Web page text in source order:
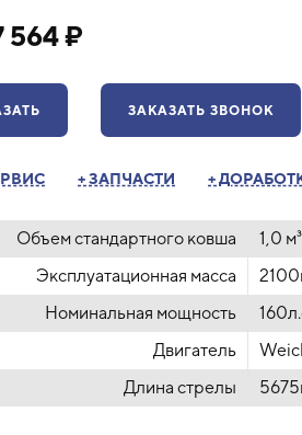
564 ₽
ЗАКАЗАТЬ ЗВОНОК
+ ЗАПЧАСТИ +
Объем стандартного ковша
1,0 м³
Эксплуатационная масса
Номинальная мощность
Двигатель
Длина стрелы